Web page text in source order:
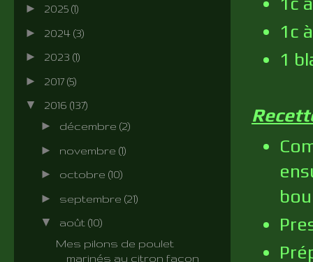
1c
1
► 2025 (1)
► 2024 (3)
► 2023 (1)
► 2017 (5)
▼ 2016 (137)
► décembre (2)
► novembre (1)
► octobre (10)
► septembre (21)
▼ août (10)
Mes pilons de poulet
marinés au citron façon